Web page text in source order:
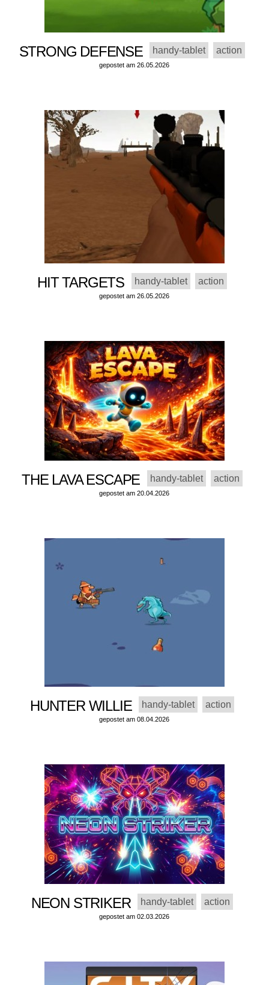
STRONG DEFENSE handy-tablet action
gepostet am 26.05.2026
HIT TARGETS handy-tablet action
gepostet am 26.05.2026
THE LAVA ESCAPE handy-tablet action
gepostet am 20.04.2026
HUNTER WILLIE handy-tablet action
gepostet am 08.04.2026
NEON STRIKER handy-tablet action
gepostet am 02.03.2026